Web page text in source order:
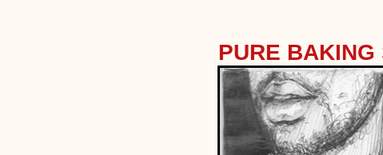
PURE BAKING